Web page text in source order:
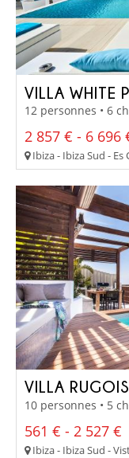
VILLA WHITE
12 personnes • 6
2 857 € - 6 696
Ibiza - Ibiza Sud - Es
VILLA RUGOIS
10 personnes • 5
561 € - 2 527 €
Ibiza - Ibiza Sud -